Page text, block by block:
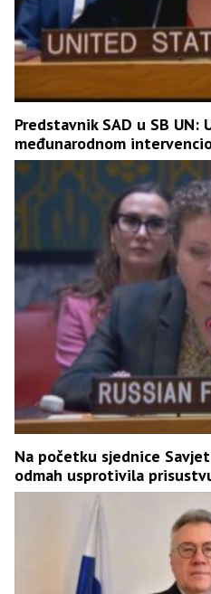
Predstavnik SAD u SB UN:
međunarodnom
Na početku sjednice
odmah usprotivila